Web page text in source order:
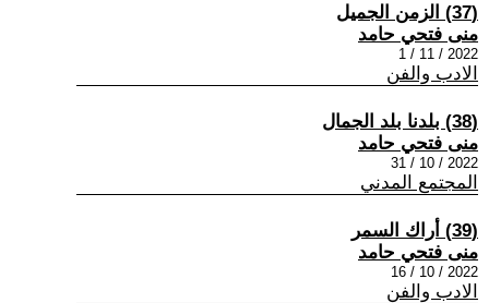
(37) الزمن الجميل
منى فتحي حامد
2022 / 11 / 1
الادب والفن
(38) بلدنا بلد الجمال
منى فتحي حامد
2022 / 10 / 31
المجتمع المدني
(39) أراك السمر
منى فتحي حامد
2022 / 10 / 16
الادب والفن